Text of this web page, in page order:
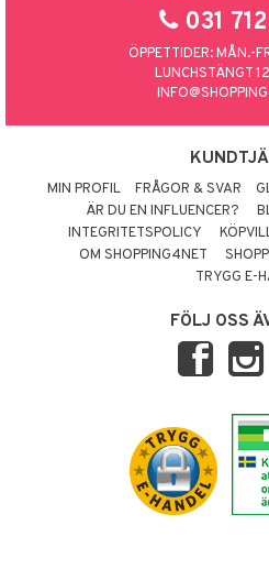
031
ÖPPETTIDER: MÅN.-
LUNCHSTÄNGT
MIN PROFIL FRÅGOR & SVAR
ÄR DU EN INFLUENCER?
INTEGRITETSPOLICY
OM SHOPPING4NET
TRYGG E-
FÖLJ OSS